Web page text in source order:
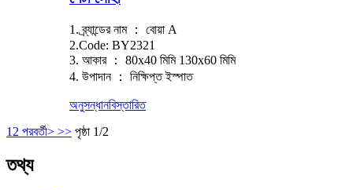
1. ব্র্যান্ডের নাম ： বোয়া A
2.Code: BY2321
3. আকার ： 80x40 মিমি 130x60 মিমি
4. উপাদান ： নিক্ষিপ্ত ইস্পাত
অনুসন্ধানবিস্তারিত
1 2 পরবর্তী> >> পৃষ্ঠা 1/2
তথ্য